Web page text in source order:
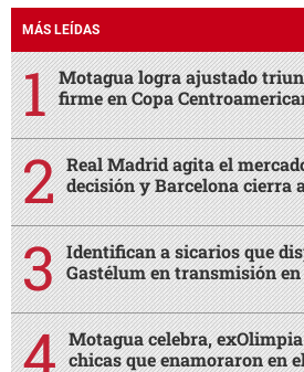
MÁS LEÍDAS
Motagua logra ajustado
firme en Copa
Real Madrid agita el
decisión y Barcelona cierra
Identifican a sicarios que
Gastélum en transmisión
Motagua celebra,
chicas que enamoraron en